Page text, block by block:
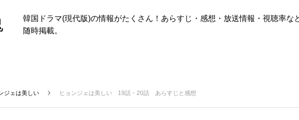
韓国ドラマ(現代版)の情報がたくさん！あらすじ・感想・放送情報・視聴率な
随時掲載。
ジェは美しい ヒョンジェは美しい 19話・20話 あらすじと感想